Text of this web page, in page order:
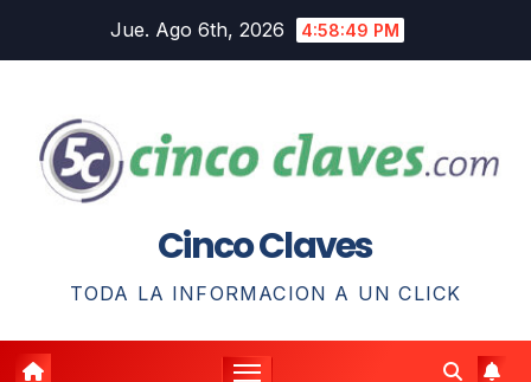
Jue. Ago 6th, 2026 4:58:50 PM
Cinco Claves
TODA LA INFORMACION A UN CLICK